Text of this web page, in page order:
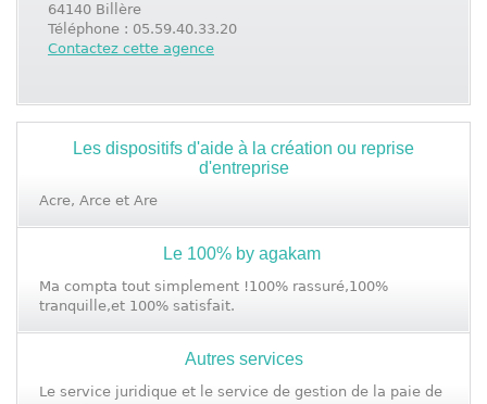
64140 Billère
Téléphone : 05.59.40.33.20
Contactez cette agence
Les dispositifs d'aide à la création ou reprise
d'entreprise
Acre, Arce et Are
Le 100% by agakam
Ma compta tout simplement !100% rassuré,100%
tranquille,et 100% satisfait.
Autres services
Le service juridique et le service de gestion de la paie de